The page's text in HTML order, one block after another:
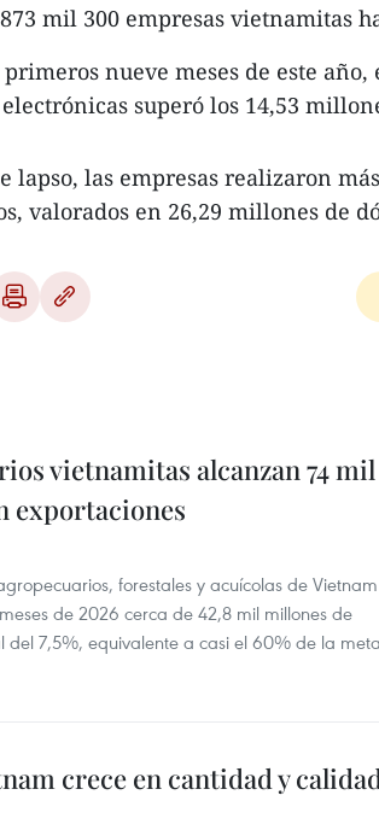
mil 300 empresas vietnamitas
primeros nueve meses de este
superó los 14,53
lapso, las empresas realizaron
valorados en 26,29 millones de
vietnamitas alcanzan 74 mil
exportaciones
forestales y acuícolas de Vietnam
de 2026 cerca de 42,8 mil millones de
del 7,5%, equivalente a casi el 60% de la meta
crece en cantidad y